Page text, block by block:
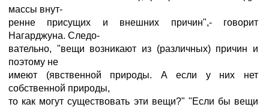
массы внут-
ренне присущих и внешних причин",- говорит
Нагарджуна. Следо-
вательно, "вещи возникают из (различных) причин и
поэтому не
имеют (явственной природы. А если у них нет
собственной природы,
то как могут существовать эти вещи?" "Если бы вещи